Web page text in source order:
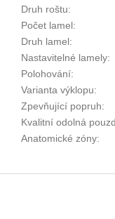
Druh roštu:
Počet lamel:
Druh lamel:
Nastavitelné lamely:
Polohování:
Varianta výklopu:
Zpevňující popruh:
Kvalitní odolná
Anatomické zóny: